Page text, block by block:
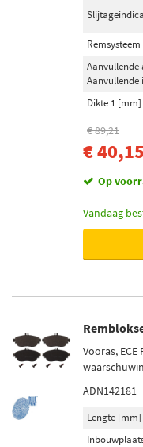
Remsysteem
Aanvullende
Dikte 1 [mm]
€ 89,21
€ 40,15
Op
Vandaag
Vooras,
ADN142181
Lengte [mm]